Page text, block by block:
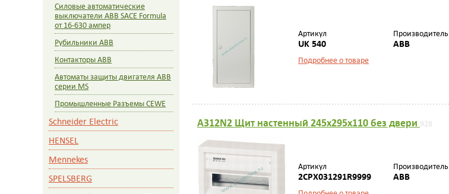
Силовые автоматические
выключатели ABB SACE Formula
от 16-630 ампер
Рубильники АВВ
Контакторы ABB
Автоматы защиты двигателя ABB
серии MS
Промышленные Разъемы CEWE
Schneider Electric
HENSEL
Mennekes
SPELSBERG
Артикул
UK 540
Подробнее о товаре
Производитель
ABB
A312N2 Щит настенный 245х295х110 без двери 928
Артикул
2CPX031291R9999
Производитель
ABB